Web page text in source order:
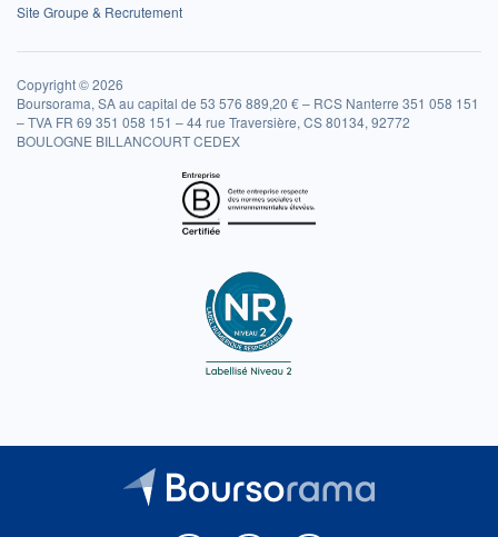
Site Groupe & Recrutement
Copyright © 2026
Boursorama, SA au capital de 53 576 889,20 € – RCS Nanterre 351 058 151
– TVA FR 69 351 058 151 – 44 rue Traversière, CS 80134, 92772
BOULOGNE BILLANCOURT CEDEX